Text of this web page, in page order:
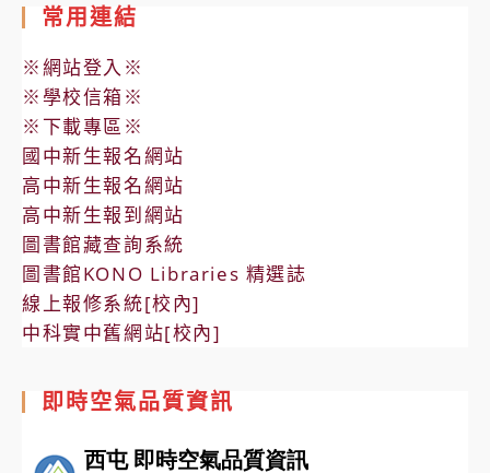
常用連結
※網站登入※
※學校信箱※
※下載專區※
國中新生報名網站
高中新生報名網站
高中新生報到網站
圖書館藏查詢系統
圖書館KONO Libraries 精選誌
線上報修系統[校內]
中科實中舊網站[校內]
即時空氣品質資訊